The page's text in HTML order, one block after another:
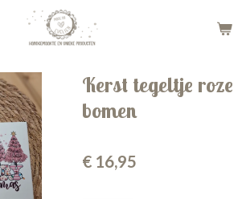
Kerst tegeltje roze
bomen
€ 16,95